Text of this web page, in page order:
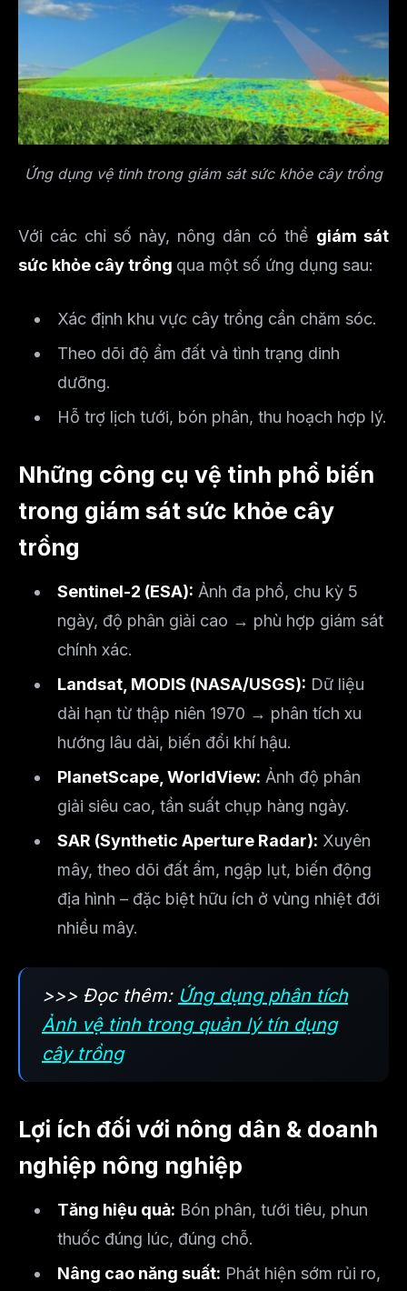
Ứng dụng vệ tinh trong giám sát sức khỏe cây trồng
Với các chỉ số này, nông dân có thể giám sát
sức khỏe cây trồng qua một số ứng dụng sau:
Xác định khu vực cây trồng cần chăm sóc.
Theo dõi độ ẩm đất và tình trạng dinh
dưỡng.
Hỗ trợ lịch tưới, bón phân, thu hoạch hợp lý.
Những công cụ vệ tinh phổ biến
trong giám sát sức khỏe cây
trồng
Sentinel-2 (ESA): Ảnh đa phổ, chu kỳ 5
ngày, độ phân giải cao → phù hợp giám sát
chính xác.
Landsat, MODIS (NASA/USGS): Dữ liệu
dài hạn từ thập niên 1970 → phân tích xu
hướng lâu dài, biến đổi khí hậu.
PlanetScape, WorldView: Ảnh độ phân
giải siêu cao, tần suất chụp hàng ngày.
SAR (Synthetic Aperture Radar): Xuyên
mây, theo dõi đất ẩm, ngập lụt, biến động
địa hình – đặc biệt hữu ích ở vùng nhiệt đới
nhiều mây.
>>> Đọc thêm: Ứng dụng phân tích
Ảnh vệ tinh trong quản lý tín dụng
cây trồng
Lợi ích đối với nông dân & doanh
nghiệp nông nghiệp
Tăng hiệu quả: Bón phân, tưới tiêu, phun
thuốc đúng lúc, đúng chỗ.
Nâng cao năng suất: Phát hiện sớm rủi ro,